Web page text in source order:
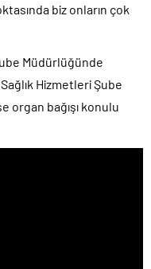
biz onların çok
Müdürlüğünde
Hizmetleri Şube
organ bağışı konulu